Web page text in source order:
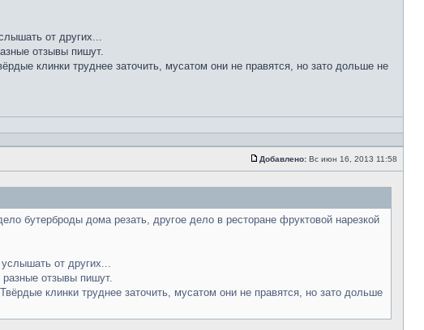
от других...
отзывы пишут.
клинки труднее заточить, мусатом они не правятся, но зато дольше не
Добавлено: Вс июн 16, 2013 11:58
бутерброды дома резать, другое дело в ресторане фруктовой нарезкой
от других...
отзывы пишут.
клинки труднее заточить, мусатом они не правятся, но зато дольше